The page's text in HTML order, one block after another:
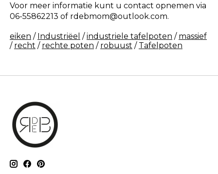
Voor meer informatie kunt u contact opnemen via
06-55862213 of rdebmom@outlook.com.
eiken / Industriëel /industriele tafelpoten / massief
/ recht / rechte poten / robuust / Tafelpoten